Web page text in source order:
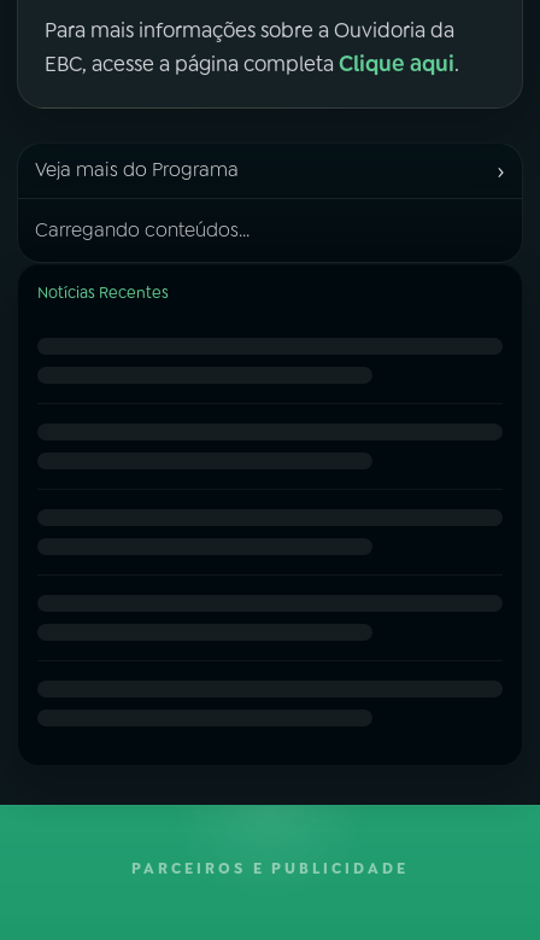
Para mais informações sobre a Ouvidoria da
EBC, acesse a página completa Clique aqui.
Veja mais do Programa ›
Carregando conteúdos...
Notícias Recentes
PARCEIROS E PUBLICIDADE